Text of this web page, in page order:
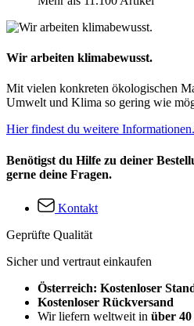
Wir arbeiten klimabewusst.
Mit vielen konkreten ökologischen
Umwelt und Klima so gering wie
Hier findest du weitere Informationen.
Benötigst du Hilfe zu deiner
gerne deine Fragen.
Kontakt
Geprüfte Qualität
Sicher und vertraut einkaufen
Österreich: Kostenloser
Kostenloser Rückversand
Wir liefern weltweit in über